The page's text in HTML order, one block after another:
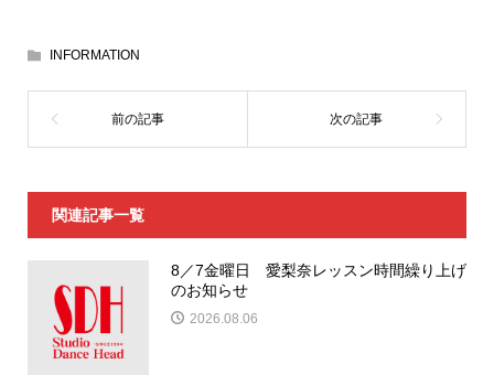
INFORMATION
関連記事一覧
8／7金曜日 愛梨奈レッスン時間繰り上げ
のお知らせ
2026.08.06